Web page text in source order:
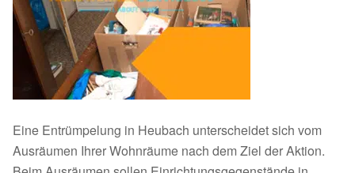
Eine Entrümpelung in Heubach unterscheidet sich vom
Ausräumen Ihrer Wohnräume nach dem Ziel der Aktion.